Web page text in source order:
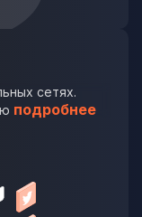
сетях.
подробнее